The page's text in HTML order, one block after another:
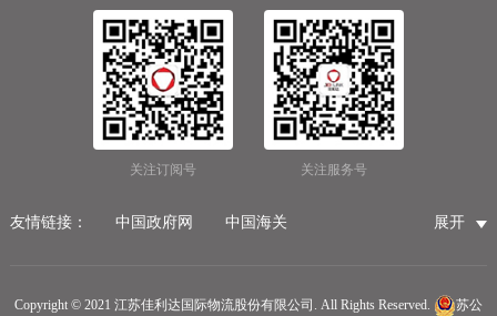
关注订阅号 关注服务号
友情链接： 展开
中国政府网
中国海关
无锡海运代理
无锡仓储服务公司
Copyright © 2021 江苏佳利达国际物流股份有限公司. All Rights Reserved. 苏公